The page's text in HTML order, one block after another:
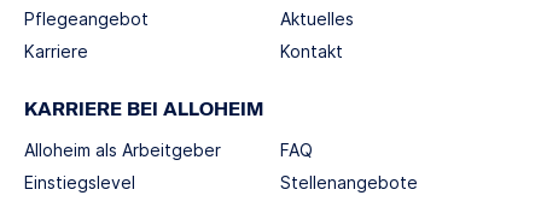
Pflegeangebot
Karriere
Aktuelles
Kontakt
KARRIERE BEI ALLOHEIM
Alloheim als Arbeitgeber
Einstiegslevel
FAQ
Stellenangebote